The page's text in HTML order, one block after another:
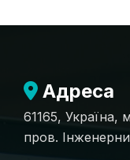
Адреса
61165, Україна,
пров.